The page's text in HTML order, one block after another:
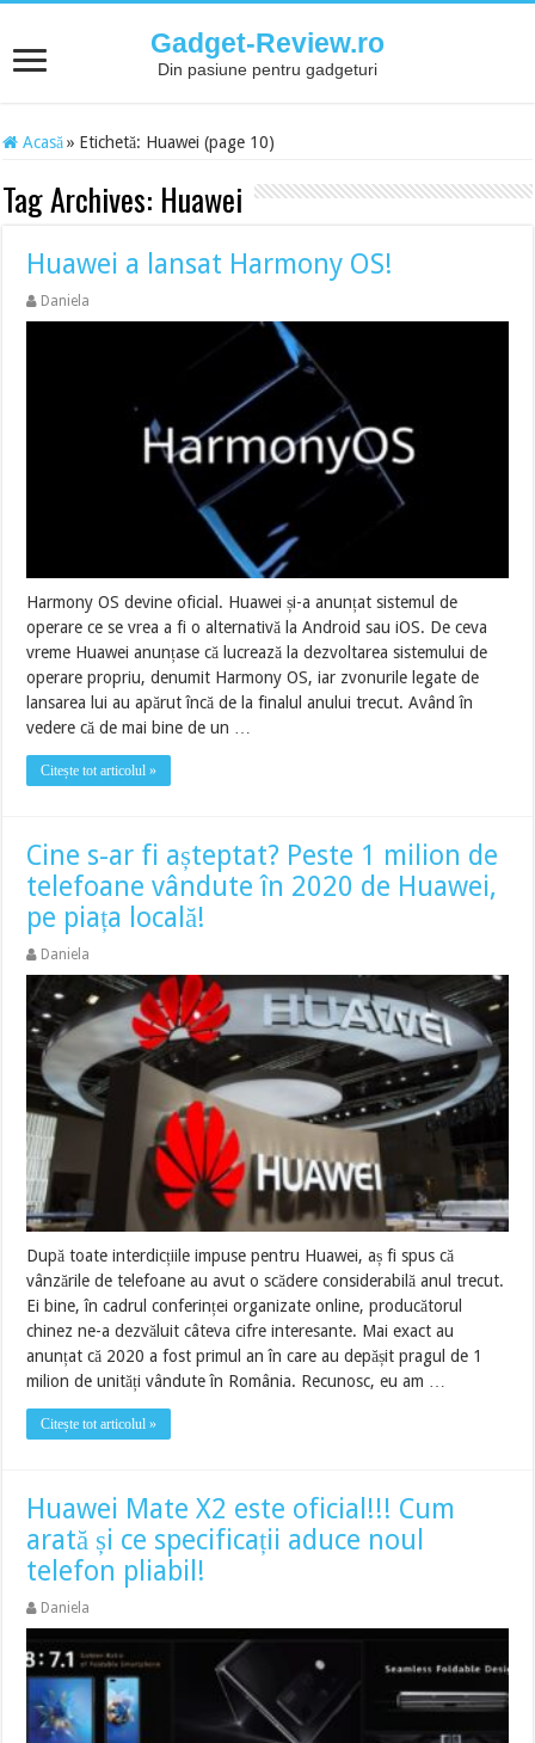
Gadget-Review.ro
Din pasiune pentru gadgeturi
Acasă » Etichetă: Huawei (page 10)
Tag Archives: Huawei
Huawei a lansat Harmony OS!
Daniela
Harmony OS devine oficial. Huawei și-a anunțat sistemul de
operare ce se vrea a fi o alternativă la Android sau iOS. De ceva
vreme Huawei anunțase că lucrează la dezvoltarea sistemului de
operare propriu, denumit Harmony OS, iar zvonurile legate de
lansarea lui au apărut încă de la finalul anului trecut. Având în
vedere că de mai bine de un …
Citește tot articolul »
Cine s-ar fi așteptat? Peste 1 milion de
telefoane vândute în 2020 de Huawei,
pe piața locală!
Daniela
După toate interdicțiile impuse pentru Huawei, aș fi spus că
vânzările de telefoane au avut o scădere considerabilă anul trecut.
Ei bine, în cadrul conferinței organizate online, producătorul
chinez ne-a dezvăluit câteva cifre interesante. Mai exact au
anunțat că 2020 a fost primul an în care au depășit pragul de 1
milion de unități vândute în România. Recunosc, eu am …
Citește tot articolul »
Huawei Mate X2 este oficial!!! Cum
arată și ce specificații aduce noul
telefon pliabil!
Daniela